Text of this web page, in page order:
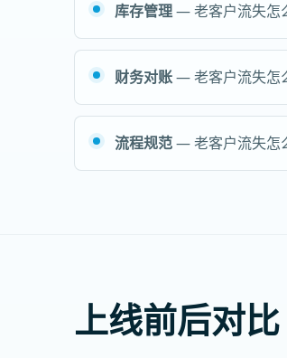
库存管理— 老客户流失怎
财务对账— 老客户流失怎
流程规范— 老客户流失怎
上线前后对比